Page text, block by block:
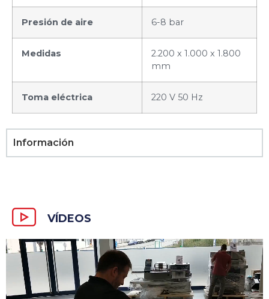
Presión de aire 6-8 bar
Medidas
2.200 x 1.000 x 1.800
mm
Toma eléctrica 220 V 50 Hz
Información
VÍDEOS